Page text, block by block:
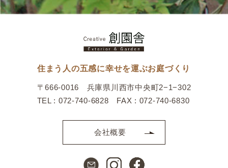
住まう人の五感に幸せを運ぶお庭づくり
〒666-0016 兵庫県川西市中央町2−1−302
TEL : 072-740-6828 FAX : 072-740-6830
会社概要